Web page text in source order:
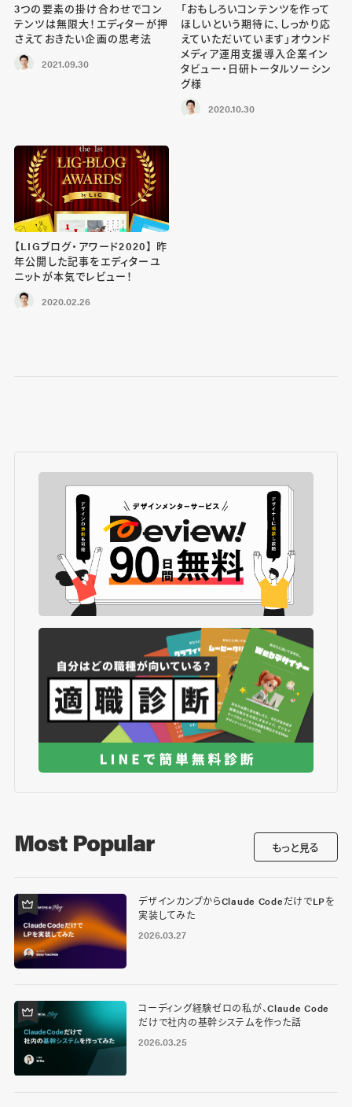
3つの要素の掛け合わせでコン
テンツは無限大！エディターが押
さえておきたい企画の思考法
2021.09.30
「おもしろいコンテンツを作って
ほしいという期待に、しっかり応
えていただいています」オウンド
メディア運用支援導入企業イン
タビュー・日研トータルソーシン
グ様
2020.10.30
【LIGブログ・アワード2020】 昨
年公開した記事をエディターユ
ニットが本気でレビュー！
2020.02.26
Most Popular もっと見る
デザインカンプからClaude CodeだけでLPを
実装してみた
2026.03.27
コーディング経験ゼロの私が、Claude Code
だけで社内の基幹システムを作った話
2026.03.25